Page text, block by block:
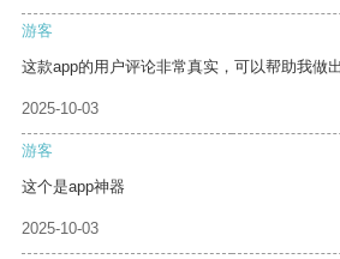
游客
这款app的用户评论非常真实，可以帮助我做
2025-10-03
游客
这个是app神器
2025-10-03